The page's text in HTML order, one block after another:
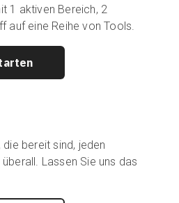
1 aktiven Bereich, 2
auf eine Reihe von Tools.
die bereit sind, jeden
Lassen Sie uns das